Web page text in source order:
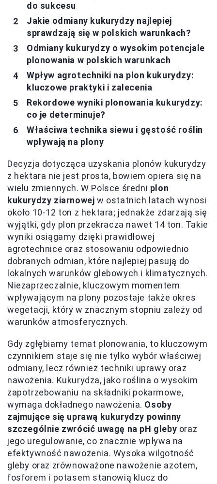
do sukcesu
Jakie odmiany kukurydzy najlepiej
sprawdzają się w polskich warunkach?
Odmiany kukurydzy o wysokim potencjale
plonowania w polskich warunkach
Wpływ agrotechniki na plon kukurydzy:
kluczowe praktyki i zalecenia
Rekordowe wyniki plonowania kukurydzy:
co je determinuje?
Właściwa technika siewu i gęstość roślin
wpływają na plony
Decyzja dotycząca uzyskania plonów kukurydzy
z hektara nie jest prosta, bowiem opiera się na
wielu zmiennych. W Polsce średni plon
kukurydzy ziarnowej w ostatnich latach wynosi
około 10-12 ton z hektara; jednakże zdarzają się
wyjątki, gdy plon przekracza nawet 14 ton. Takie
wyniki osiągamy dzięki prawidłowej
agrotechnice oraz stosowaniu odpowiednio
dobranych odmian, które najlepiej pasują do
lokalnych warunków glebowych i klimatycznych.
Niezaprzeczalnie, kluczowym momentem
wpływającym na plony pozostaje także okres
wegetacji, który w znacznym stopniu zależy od
warunków atmosferycznych.
Gdy zgłębiamy temat plonowania, to kluczowym
czynnikiem staje się nie tylko wybór właściwej
odmiany, lecz również techniki uprawy oraz
nawożenia. Kukurydza, jako roślina o wysokim
zapotrzebowaniu na składniki pokarmowe,
wymaga dokładnego nawożenia. Osoby
zajmujące się uprawą kukurydzy powinny
szczególnie zwrócić uwagę na pH gleby oraz
jego uregulowanie, co znacznie wpływa na
efektywność nawożenia. Wysoka wilgotność
gleby oraz zrównoważone nawożenie azotem,
fosforem i potasem stanowią klucz do